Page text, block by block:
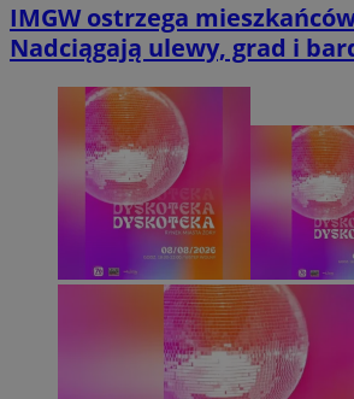
IMGW ostrzega
Nadciągają ulewy, grad i